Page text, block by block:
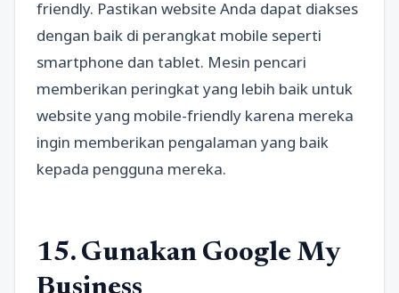
friendly. Pastikan website Anda dapat diakses
dengan baik di perangkat mobile seperti
smartphone dan tablet. Mesin pencari
memberikan peringkat yang lebih baik untuk
website yang mobile-friendly karena mereka
ingin memberikan pengalaman yang baik
kepada pengguna mereka.
15. Gunakan Google My